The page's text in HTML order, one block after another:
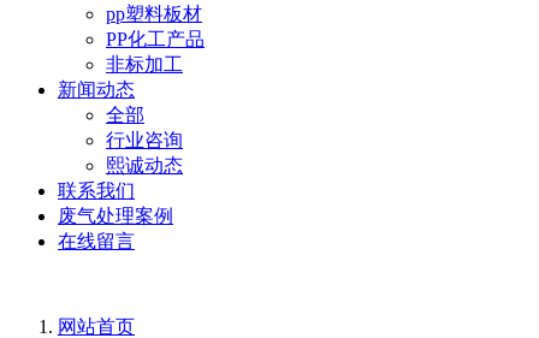
pp塑料板材
PP化工产品
非标加工
新闻动态
全部
行业咨询
熙诚动态
联系我们
废气处理案例
在线留言
网站首页